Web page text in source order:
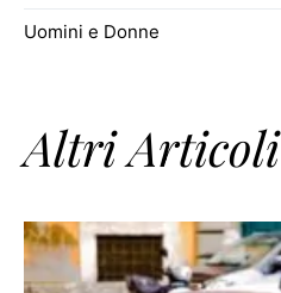
Uomini e Donne
Altri Articoli